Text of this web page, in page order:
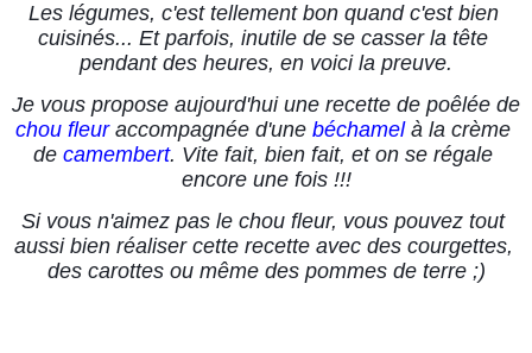
Les légumes, c'est tellement bon quand c'est bien
cuisinés... Et parfois, inutile de se casser la tête
pendant des heures, en voici la preuve.
chou fleur accompagnée d'une béchamel à la crème
de camembert. Vite fait, bien fait, et on se régale
encore une fois !!!
Si vous n'aimez pas le chou fleur, vous pouvez tout
aussi bien réaliser cette recette avec des courgettes,
des carottes ou même des pommes de terre ;)